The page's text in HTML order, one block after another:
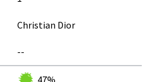
Christian Dior
--
47%